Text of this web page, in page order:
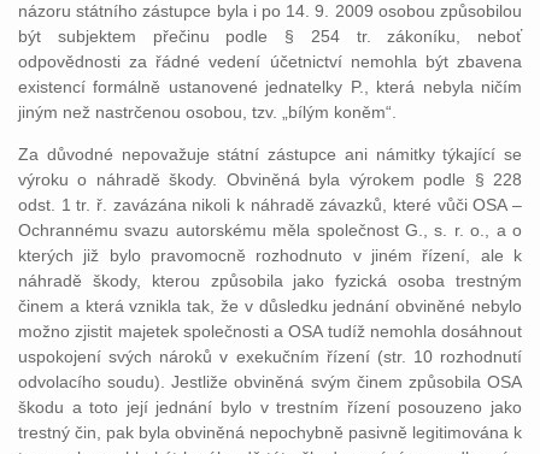
názoru státního zástupce byla i po 14. 9. 2009 osobou způsobilou
být subjektem přečinu podle § 254 tr. zákoníku, neboť
odpovědnosti za řádné vedení účetnictví nemohla být zbavena
existencí formálně ustanovené jednatelky P., která nebyla ničím
jiným než nastrčenou osobou, tzv. „bílým koněm“.
Za důvodné nepovažuje státní zástupce ani námitky týkající se
výroku o náhradě škody. Obviněná byla výrokem podle § 228
odst. 1 tr. ř. zavázána nikoli k náhradě závazků, které vůči OSA –
Ochrannému svazu autorskému měla společnost G., s. r. o., a o
kterých již bylo pravomocně rozhodnuto v jiném řízení, ale k
náhradě škody, kterou způsobila jako fyzická osoba trestným
činem a která vznikla tak, že v důsledku jednání obviněné nebylo
možno zjistit majetek společnosti a OSA tudíž nemohla dosáhnout
uspokojení svých nároků v exekučním řízení (str. 10 rozhodnutí
odvolacího soudu). Jestliže obviněná svým činem způsobila OSA
škodu a toto její jednání bylo v trestním řízení posouzeno jako
trestný čin, pak byla obviněná nepochybně pasivně legitimována k